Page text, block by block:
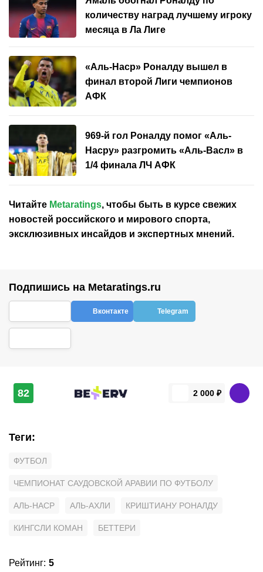
количеству наград лучшему игроку
месяца в Ла Лиге
«Аль-Наср» Роналду вышел в
финал второй Лиги чемпионов
АФК
969-й гол Роналду помог «Аль-
Насру» разгромить «Аль-Васл» в
1/4 финала ЛЧ АФК
Читайте Metaratings, чтобы быть в курсе свежих
новостей российского и мирового спорта,
эксклюзивных инсайдов и экспертных мнений.
Подпишись на Metaratings.ru
Вконтакте Telegram
82 2 000 ₽
Теги:
ФУТБОЛ
ЧЕМПИОНАТ САУДОВСКОЙ АРАВИИ ПО ФУТБОЛУ
АЛЬ-НАСР АЛЬ-АХЛИ КРИШТИАНУ РОНАЛДУ
КИНГСЛИ КОМАН БЕТТЕРИ
Рейтинг: 5